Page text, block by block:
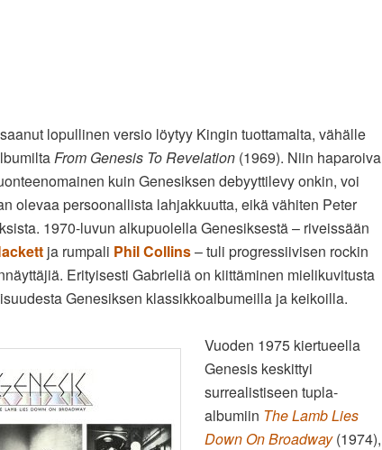
saanut lopullinen versio löytyy Kingin tuottamalta, vähälle
From Genesis To Revelation (1969). Niin haparoiva
kuin Genesiksen debyyttilevy onkin, voi
olevaa persoonallista lahjakkuutta, eikä vähiten Peter
1970-luvun alkupuolella Genesiksestä – riveissään
ja rumpali Phil Collins– tuli progressiivisen rockin
Erityisesti Gabrieliä on kiittäminen mielikuvitusta
Genesiksen klassikkoalbumeilla ja keikoilla.
Vuoden 1975 kiertueella
Genesis keskittyi
surrealistiseen tupla-
albumiin The Lamb Lies
Down On Broadway(1974),